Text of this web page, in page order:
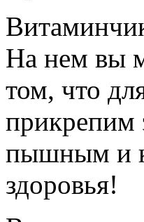
На нем вы
том, что
прикрепим
пышным и
здоровья!